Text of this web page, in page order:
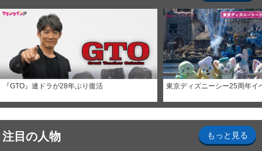
『GTO』連ドラが28年ぶり復活 東京ディズニーシー25周年イ
注目の人物 もっと見る